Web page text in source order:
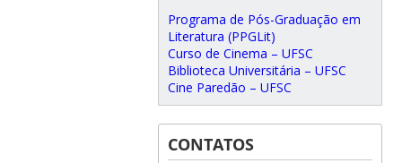
Programa de Pós-Graduação em
Literatura (PPGLit)
Curso de Cinema – UFSC
Biblioteca Universitária – UFSC
Cine Paredão – UFSC
CONTATOS